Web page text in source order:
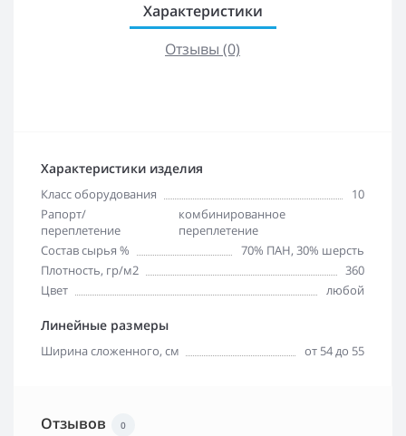
Характеристики
Отзывы (0)
Характеристики изделия
Класс оборудования
10
Рапорт/
переплетение
комбинированное
переплетение
Состав сырья %
70% ПАН, 30% шерсть
Плотность, гр/м2
360
Цвет
любой
Линейные размеры
Ширина сложенного, см от 54 до 55
Отзывов 0